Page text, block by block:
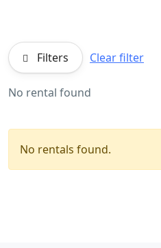
Filters Clear filter
No rental found
No rentals found.